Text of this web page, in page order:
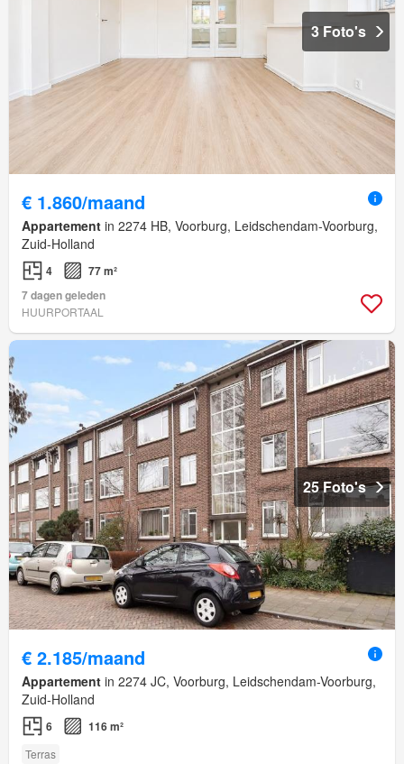
3 Foto's
€ 1.860/maand
Appartement in 2274 HB, Voorburg, Leidschendam-Voorburg,
Zuid-Holland
4
77 m²
7 dagen geleden
HUURPORTAAL
25 Foto's
€ 2.185/maand
Appartement in 2274 JC, Voorburg, Leidschendam-Voorburg,
Zuid-Holland
6 116 m²
Terras